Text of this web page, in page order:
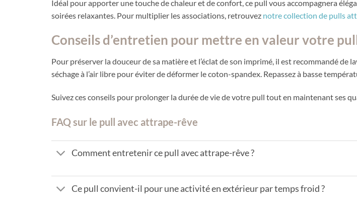
Idéal pour apporter une touche de chaleur et de confort, ce pull vous accompagnera
soirées relaxantes. Pour multiplier les associations, retrouvez notre collection de pulls
Conseils d’entretien pour mettre en valeur votre
Pour préserver la douceur de sa matière et l’éclat de son imprimé, il est recommandé de
séchage à l’air libre pour éviter de déformer le coton-spandex. Repassez à basse
Suivez ces conseils pour prolonger la durée de vie de votre pull tout en maintenant ses
FAQ sur le pull avec attrape-rêve
Comment entretenir ce pull avec attrape-rêve ?
Ce pull convient-il pour une activité en extérieur par temps froid ?